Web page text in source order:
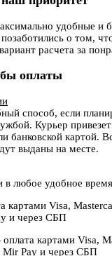
удобные и
о том,
расчета за
оплаты
способ, если
Курьер
банковской картой.
выданы на месте.
в любое удобное
картами Visa,
и через СБП
картами Visa,
Mir Pay и через СБП